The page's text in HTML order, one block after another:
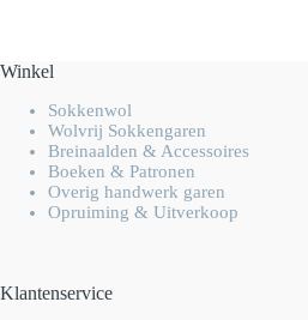
Winkel
Sokkenwol
Wolvrij Sokkengaren
Breinaalden & Accessoires
Boeken & Patronen
Overig handwerk garen
Opruiming & Uitverkoop
Klantenservice